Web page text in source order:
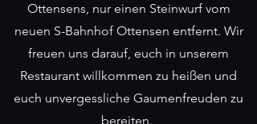
Ottensens, nur einen Steinwurf vom
neuen S-Bahnhof Ottensen entfernt. Wir
freuen uns darauf, euch in unserem
Restaurant willkommen zu heißen und
euch unvergessliche Gaumenfreuden zu
bereiten.